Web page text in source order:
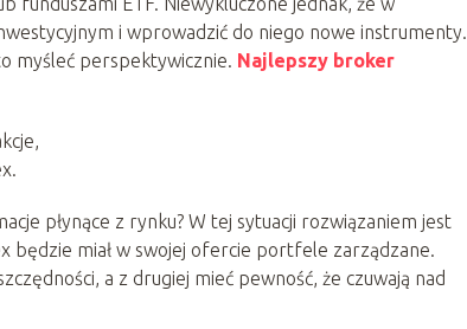
i wprowadzić do niego nowe instrumenty.
myśleć perspektywicznie. Najlepszy broker
płynące z rynku? W tej sytuacji rozwiązaniem jest
miał w swojej ofercie portfele zarządzane.
a z drugiej mieć pewność, że czuwają nad